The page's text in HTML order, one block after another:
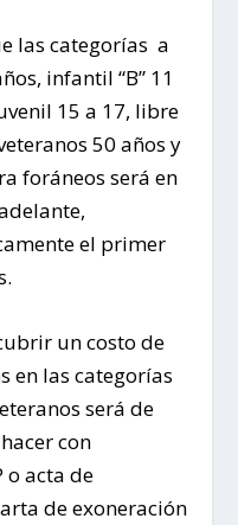
las categorías a
infantil “B” 11
15 a 17, libre
50 años y
foráneos será en
el primer
un costo de
en las categorías
será de
con
o acta de
de exoneración